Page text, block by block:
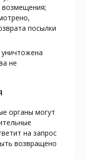
возмещения;
посылки
не
органы могут
на запрос
возвращено